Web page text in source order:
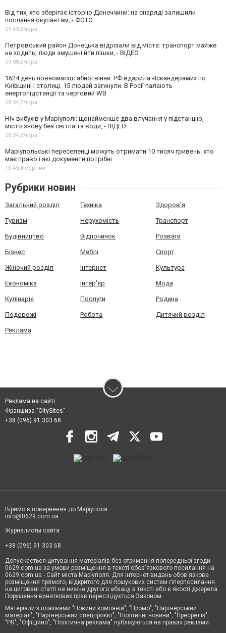
Від тих, хто зберігає історію Донеччини: на снаряді залишили
послання окупантам, - ФОТО
09:43,Вчора
Петровський район Донецька відрізали від міста: транспорт майже
не ходить, люди змушені йти пішки, - ВІДЕО
09:08,Вчора
1624 день повномасштабної війни. РФ вдарила «Іскандерами» по
Київщині і столиці. 15 людей загинули. В Росії палають
енергопідстанції та черговий WB
08:54,Вчора
Ніч вибухів у Маріуполі: щонайменше два влучання у підстанцію,
місто знову без світла та води, - ВІДЕО
08:34,Вчора
Маріупольські переселенці можуть отримати 10 тисяч гривень: хто
має право і які документи потрібні
16:45,4 серпня
Рубрики новин
Загальний розділ Техніка Здоров'я
Туризм Нерухомість Транспорт
Будівництво Відпочинок Розваги
Бізнес Меблі Спорт
Жіночий розділ Інтернет Культура
Економіка Інтер'єр Мода
Кулінарія Послуги Родина
Подорожі Робота Дитячий розділ
Реклама
Реклама на сайті
Франшиза "CitySites"
+38 (096) 91 303 68
Віримо в повернення до Маріуполя
info@0629.com.ua
Журналисты сайта
+38 (096) 91 303 68
Допускається цитування матеріалів без отримання попередньої згоди
0629.com.ua за умови розміщення в тексті обов'язкового посилання на
0629.com.ua - Сайт міста Маріуполя. Для інтернет-видань обов'язкове
розміщення прямого, відкритого для пошукових систем гіперпосилання
на цитовані статті не нижче другого абзацу в тексті або в якості джерела.
Порушення виняткових прав переслідується Законом.
Матеріали з плашками "Новини компаній", "Промо", "Партнерський
матеріал", "Партнерський спецпроєкт", "Політичні новини", "Пресреліз",
"PR", "Офіційно", "Політична реклама" публікуються на правах реклами.